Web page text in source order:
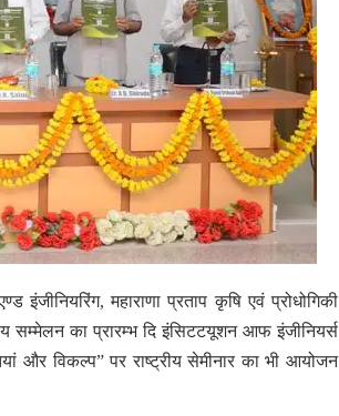
महाराणा प्रताप कृषि एवं प्रोधोगिकी
सम्मेलन का प्रारम्भ दि इंसिटटयूशन आफ इंजीनियर्स
और विकल्प” पर राष्ट्रीय सेमीनार का भी आयोजन